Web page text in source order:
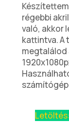
régebbi
való, akkor
kattintva.
megtalálod